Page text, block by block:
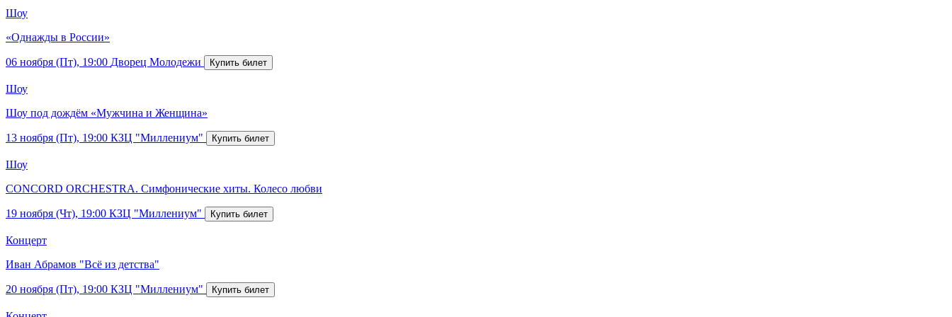
Шоу
«Однажды в России»
06 ноября (Пт), 19:00 Дворец Молодежи
Шоу
Шоу под дождём «Мужчина и Женщина»
13 ноября (Пт), 19:00 КЗЦ "Миллениум"
Шоу
CONCORD ORCHESTRA. Симфонические хиты. Колесо любви
19 ноября (Чт), 19:00 КЗЦ "Миллениум"
Концерт
Иван Абрамов "Всё из детства"
20 ноября (Пт), 19:00 КЗЦ "Миллениум"